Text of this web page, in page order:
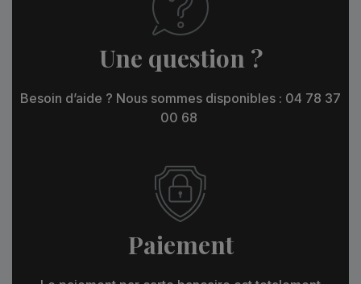
Une question ?
Besoin d’aide ? Nous sommes disponibles : 04 78 37
00 68
Paiement